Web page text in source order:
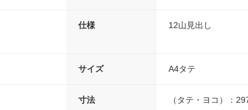
仕様 12山見出し
サイズ A4タテ
寸法 （タテ・ヨコ）：